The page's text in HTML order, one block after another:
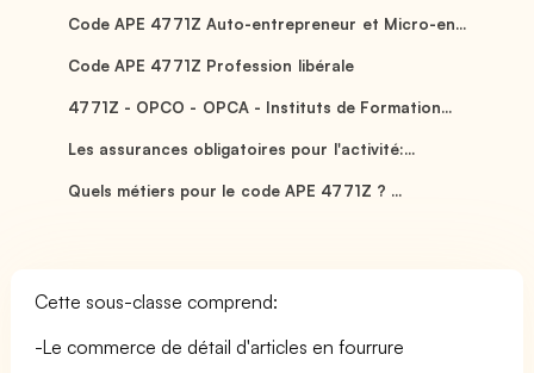
Code APE 4771Z Auto-entrepreneur et Micro-en...
Code APE 4771Z Profession libérale
4771Z - OPCO - OPCA - Instituts de Formation...
Les assurances obligatoires pour l'activité:...
Quels métiers pour le code APE 4771Z ? ...
Cette sous-classe comprend:
-Le commerce de détail d'articles en fourrure